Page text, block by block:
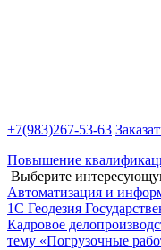
+7(983)267-53-63
Повышение
Выберите
Автоматизация и
1С Геодезия
Кадровое
тему «Погрузочные